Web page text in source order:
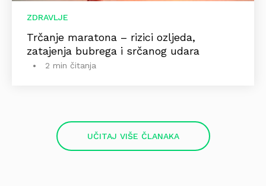
ZDRAVLJE
Trčanje maratona – rizici ozljeda,
zatajenja bubrega i srčanog udara
2 min čitanja
UČITAJ VIŠE ČLANAKA